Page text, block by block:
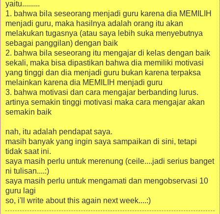
yaitu.........
1. bahwa bila seseorang menjadi guru karena dia MEMILIH
menjadi guru, maka hasilnya adalah orang itu akan
melakukan tugasnya (atau saya lebih suka menyebutnya
sebagai panggilan) dengan baik
2. bahwa bila seseorang itu mengajar di kelas dengan baik
sekali, maka bisa dipastikan bahwa dia memiliki motivasi
yang tinggi dan dia menjadi guru bukan karena terpaksa
melainkan karena dia MEMILIH menjadi guru
3. bahwa motivasi dan cara mengajar berbanding lurus.
artinya semakin tinggi motivasi maka cara mengajar akan
semakin baik
nah, itu adalah pendapat saya.
masih banyak yang ingin saya sampaikan di sini, tetapi
tidak saat ini.
saya masih perlu untuk merenung (ceile....jadi serius banget
ni tulisan....:)
saya masih perlu untuk mengamati dan mengobservasi 10
guru lagi
so, i'll write about this again next week....:)